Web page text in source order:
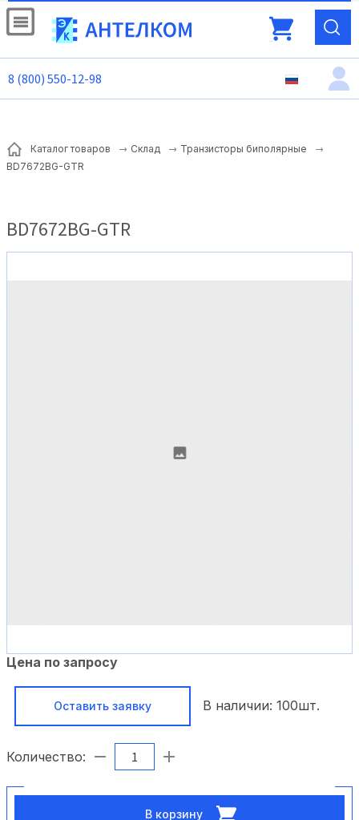
8 (800) 550-12-98
Каталог товаров Склад
Транзисторы биполярные
BD7672BG-GTR
BD7672BG-GTR
Цена по запросу
Оставить заявку В наличии: 100шт.
Количество:
В корзину